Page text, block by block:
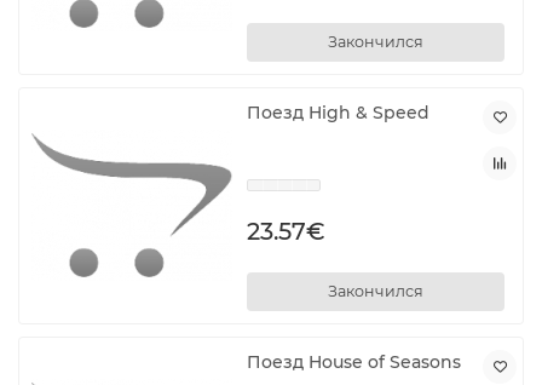
Закончился
Поезд High & Speed
23.57€
Закончился
Поезд House of Seasons